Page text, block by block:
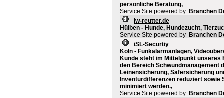
persönliche Beratung,
Service Site powered by Branchen
iw-reutter.de
Hülben - Hunde, Hundezucht,
Service Site powered by Branchen
iSL-Securtiy
Köln - Funkalarmanlagen,
Kunde steht im Mittelpunkt
den Bereich Schwundmanagement
Leinensicherung, Safersicherung
Inventurdifferenzen reduziert
minimiert werden.,
Service Site powered by Branchen